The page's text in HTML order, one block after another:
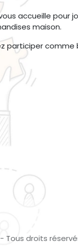
accueille
maison.
participer
Tous droits